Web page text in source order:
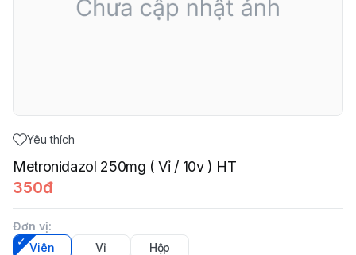
Yêu thích
Metronidazol 250mg ( Vỉ / 10v ) HT
350đ
Đơn vị:
Viên
Vỉ Hộp